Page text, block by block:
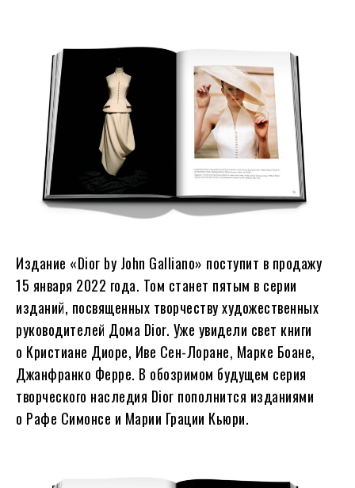
Издание «Dior by John Galliano» поступит в продажу
15 января 2022 года. Том станет пятым в серии
изданий, посвященных творчеству художественных
руководителей Дома Dior. Уже увидели свет книги
о Кристиане Диоре, Иве Сен-Лоране, Марке Боане,
Джанфранко Ферре. В обозримом будущем серия
творческого наследия Dior пополнится изданиями
о Рафе Симонсе и Марии Грации Кьюри.